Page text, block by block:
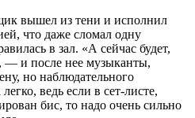
вышел из тени и исполнил
что даже сломал одну
в зал. «А сейчас будет,
— и после нее музыканты,
но наблюдательного
ведь если в сет-листе,
бис, то надо очень сильно